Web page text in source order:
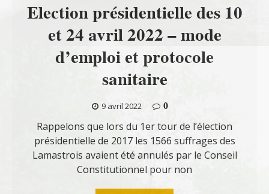
Election présidentielle des 10
et 24 avril 2022 – mode
d’emploi et protocole
sanitaire
9 avril 2022
0
Rappelons que lors du 1er tour de l’élection
présidentielle de 2017 les 1566 suffrages des
Lamastrois avaient été annulés par le Conseil
Constitutionnel pour non